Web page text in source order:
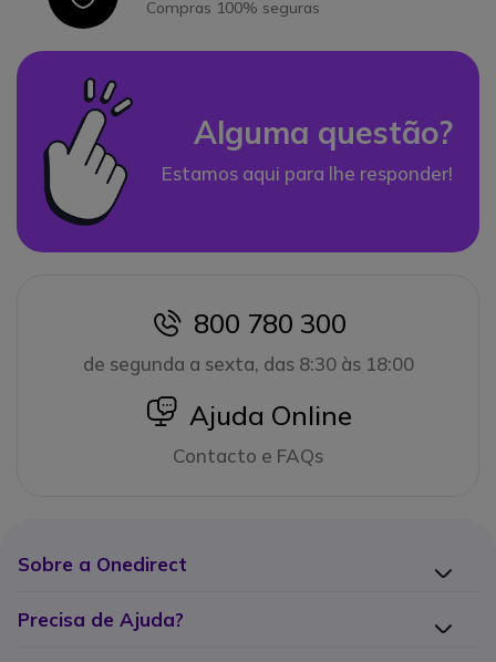
Compras 100% seguras
Alguma questão?
Estamos aqui para lhe responder!
icon
800 780 300
de segunda a sexta, das 8:30 às 18:00
icon
Ajuda Online
Contacto e FAQs
Sobre a Onedirect
Precisa de Ajuda?